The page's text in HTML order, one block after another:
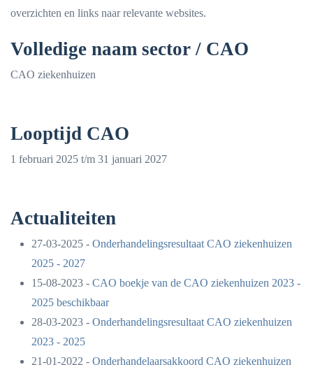
overzichten en links naar relevante websites.
Volledige naam sector / CAO
CAO ziekenhuizen
Looptijd CAO
1 februari 2025 t/m 31 januari 2027
Actualiteiten
27-03-2025 - Onderhandelingsresultaat CAO ziekenhuizen
2025 - 2027
15-08-2023 - CAO boekje van de CAO ziekenhuizen 2023 -
2025 beschikbaar
28-03-2023 - Onderhandelingsresultaat CAO ziekenhuizen
2023 - 2025
21-01-2022 - Onderhandelaarsakkoord CAO ziekenhuizen